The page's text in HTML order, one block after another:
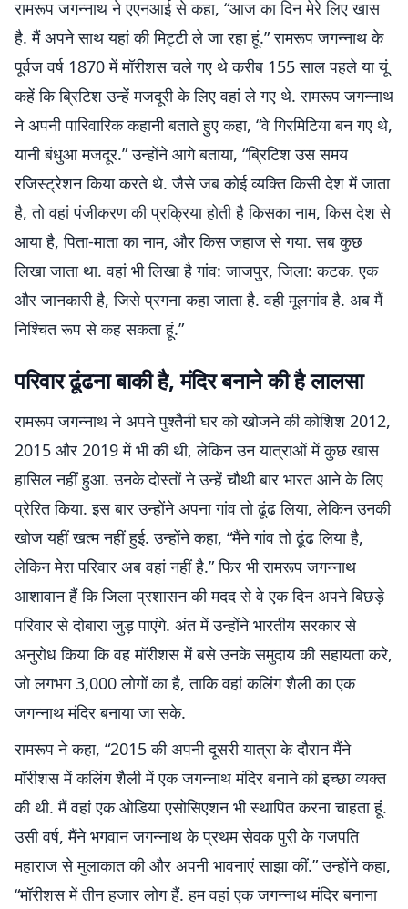
रामरूप जगन्नाथ ने एएनआई से कहा, “आज का दिन मेरे लिए खास
है. मैं अपने साथ यहां की मिट्टी ले जा रहा हूं.” रामरूप जगन्नाथ के
पूर्वज वर्ष 1870 में मॉरीशस चले गए थे करीब 155 साल पहले या यूं
कहें कि ब्रिटिश उन्हें मजदूरी के लिए वहां ले गए थे. रामरूप जगन्नाथ
ने अपनी पारिवारिक कहानी बताते हुए कहा, “वे गिरमिटिया बन गए थे,
यानी बंधुआ मजदूर.” उन्होंने आगे बताया, “ब्रिटिश उस समय
रजिस्ट्रेशन किया करते थे. जैसे जब कोई व्यक्ति किसी देश में जाता
है, तो वहां पंजीकरण की प्रक्रिया होती है किसका नाम, किस देश से
आया है, पिता-माता का नाम, और किस जहाज से गया. सब कुछ
लिखा जाता था. वहां भी लिखा है गांव: जाजपुर, जिला: कटक. एक
और जानकारी है, जिसे प्रगना कहा जाता है. वही मूलगांव है. अब मैं
निश्चित रूप से कह सकता हूं.”
परिवार ढूंढना बाकी है, मंदिर बनाने की है लालसा
रामरूप जगन्नाथ ने अपने पुश्तैनी घर को खोजने की कोशिश 2012,
2015 और 2019 में भी की थी, लेकिन उन यात्राओं में कुछ खास
हासिल नहीं हुआ. उनके दोस्तों ने उन्हें चौथी बार भारत आने के लिए
प्रेरित किया. इस बार उन्होंने अपना गांव तो ढूंढ लिया, लेकिन उनकी
खोज यहीं खत्म नहीं हुई. उन्होंने कहा, “मैंने गांव तो ढूंढ लिया है,
लेकिन मेरा परिवार अब वहां नहीं है.” फिर भी रामरूप जगन्नाथ
आशावान हैं कि जिला प्रशासन की मदद से वे एक दिन अपने बिछड़े
परिवार से दोबारा जुड़ पाएंगे. अंत में उन्होंने भारतीय सरकार से
अनुरोध किया कि वह मॉरीशस में बसे उनके समुदाय की सहायता करे,
जो लगभग 3,000 लोगों का है, ताकि वहां कलिंग शैली का एक
जगन्नाथ मंदिर बनाया जा सके.
रामरूप ने कहा, “2015 की अपनी दूसरी यात्रा के दौरान मैंने
मॉरीशस में कलिंग शैली में एक जगन्नाथ मंदिर बनाने की इच्छा व्यक्त
की थी. मैं वहां एक ओडिया एसोसिएशन भी स्थापित करना चाहता हूं.
उसी वर्ष, मैंने भगवान जगन्नाथ के प्रथम सेवक पुरी के गजपति
महाराज से मुलाकात की और अपनी भावनाएं साझा कीं.” उन्होंने कहा,
“मॉरीशस में तीन हजार लोग हैं. हम वहां एक जगन्नाथ मंदिर बनाना